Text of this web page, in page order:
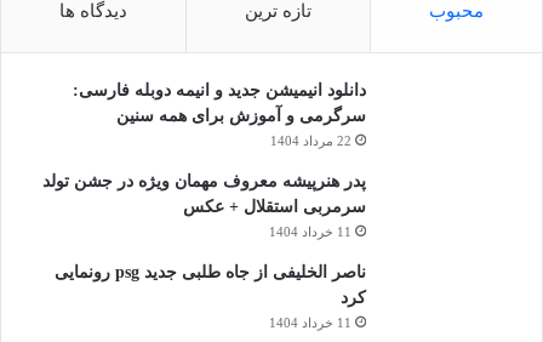
محبوب تازه ترین دیدگاه ها
دانلود انیمیشن جدید و انیمه دوبله فارسی:
سرگرمی و آموزش برای همه سنین
22 مرداد 1404
پدر هنرپیشه معروف مهمان ویژه در جشن تولد
سرمربی استقلال + عکس
11 خرداد 1404
ناصر الخلیفی از جاه طلبی جدید psg رونمایی
کرد
11 خرداد 1404